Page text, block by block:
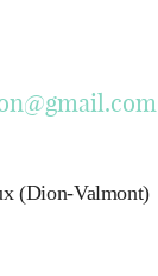
(Dion-Valmont)